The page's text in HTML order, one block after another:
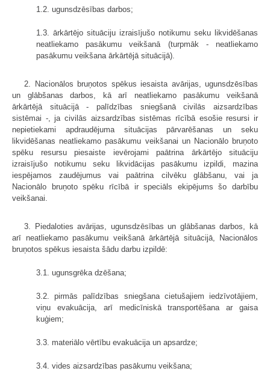
1.2. ugunsdzēsības darbos;
1.3. ārkārtējo situāciju izraisījušo notikumu seku likvidēšanas
neatliekamo pasākumu veikšanā (turpmāk - neatliekamo
pasākumu veikšana ārkārtējā situācijā).
2. Nacionālos bruņotos spēkus iesaista avārijas, ugunsdzēsības
un glābšanas darbos, kā arī neatliekamo pasākumu veikšanā
ārkārtējā situācijā - palīdzības sniegšanā civilās aizsardzības
sistēmai -, ja civilās aizsardzības sistēmas rīcībā esošie resursi ir
nepietiekami apdraudējuma situācijas pārvarēšanas un seku
likvidēšanas neatliekamo pasākumu veikšanai un Nacionālo bruņoto
spēku resursu piesaiste ievērojami paātrina ārkārtējo situāciju
izraisījušo notikumu seku likvidācijas pasākumu izpildi, mazina
iespējamos zaudējumus vai paātrina cilvēku glābšanu, vai ja
Nacionālo bruņoto spēku rīcībā ir speciāls ekipējums šo darbību
veikšanai.
3. Piedaloties avārijas, ugunsdzēsības un glābšanas darbos, kā
arī neatliekamo pasākumu veikšanā ārkārtējā situācijā, Nacionālos
bruņotos spēkus iesaista šādu darbu izpildē:
3.1. ugunsgrēka dzēšana;
3.2. pirmās palīdzības sniegšana cietušajiem iedzīvotājiem,
viņu evakuācija, arī medicīniskā transportēšana ar gaisa
kuģiem;
3.3. materiālo vērtību evakuācija un apsardze;
3.4. vides aizsardzības pasākumu veikšana;